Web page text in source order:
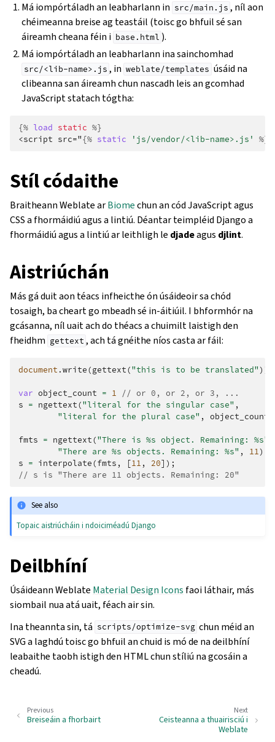
Má iompórtáladh an leabharlann in src/main.js , níl aon
chéimeanna breise ag teastáil (toisc go bhfuil sé san
áireamh cheana féin i base.html ).
Má iompórtáladh an leabharlann ina sainchomhad
src/<lib-name>.js , in weblate/templates úsáid na
clibeanna san áireamh chun nascadh leis an gcomhad
JavaScript statach tógtha:
{% load static %}
<script src="{% static 'js/vendor/<lib-name>.js' %}
Stíl códaithe
Braitheann Weblate arBiomechun an cód JavaScript agus
CSS a fhormáidiú agus a lintiú. Déantar teimpléid Django a
fhormáidiú agus a lintiú ar leithligh le djadeagus djlint.
Aistriúchán
Más gá duit aon téacs infheicthe ón úsáideoir sa chód
tosaigh, ba cheart go mbeadh sé in-áitiúil. I bhformhór na
gcásanna, níl uait ach do théacs a chuimilt laistigh den
fheidhm gettext , ach tá gnéithe níos casta ar fáil:
document .write(gettext("this is to be translated"));
var object_count = 1
// or 0, or 2, or 3, ...
s = ngettext("literal for the singular case" ,
"literal for the plural case" , object_count
fmts = ngettext("There is %s object. Remaining: %s"
"There are %s objects. Remaining: %s" , 11);
s = interpolate(fmts , [11 , 20]);
// s is "There are 11 objects. Remaining: 20"
See also
Topaic aistriúcháin i ndoiciméadú Django
Deilbhíní
Úsáideann Weblate Material Design Icons faoi láthair, más
siombail nua atá uait, féach air sin.
Ina theannta sin, tá scripts/optimize-svg chun méid an
SVG a laghdú toisc go bhfuil an chuid is mó de na deilbhíní
leabaithe taobh istigh den HTML chun stíliú na gcosáin a
cheadú.
Next
Ceisteanna a thuairisciú i
Weblate
Previous
Breiseáin a fhorbairt